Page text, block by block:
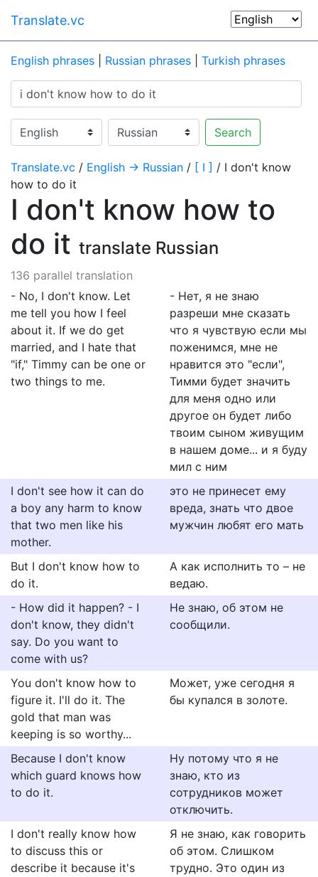
Translate.vc
English phrases Russian phrases Turkish phrases
Search
Translate.vc / English → Russian / [ I ] / I don't know
how to do it
I don't know how to
do it translate Russian
136 parallel translation
- No, I don't know. Let
me tell you how I feel
about it. If we do get
married, and I hate that
"if," Timmy can be one or
two things to me.
- Нет, я не знаю
разреши мне сказать
что я чувствую если мы
поженимся, мне не
нравится это "если",
Тимми будет значить
для меня одно или
другое он будет либо
твоим сыном живущим
в нашем доме... и я буду
мил с ним
I don't see how it can do
a boy any harm to know
that two men like his
mother.
это не принесет ему
вреда, знать что двое
мужчин любят его мать
But I don't know how to
do it.
А как исполнить то – не
ведаю.
- How did it happen? - I
don't know, they didn't
say. Do you want to
come with us?
Не знаю, об этом не
сообщили.
You don't know how to
figure it. I'll do it. The
gold that man was
keeping is so worthy...
Может, уже сегодня я
бы купался в золоте.
Because I don't know
which guard knows how
to do it.
Ну потому что я не
знаю, кто из
сотрудников может
отключить.
I don't really know how
to discuss this or
describe it because it's
Я не знаю, как говорить
об этом. Слишком
трудно. Это один из